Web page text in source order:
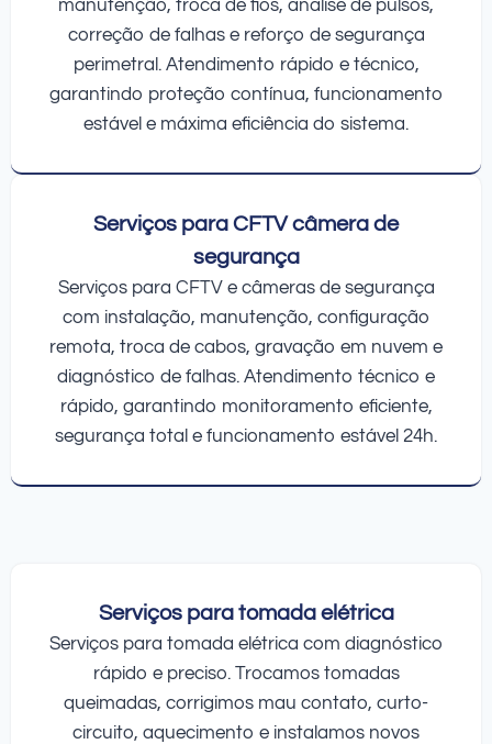
manutenção, troca de fios, análise de pulsos,
correção de falhas e reforço de segurança
perimetral. Atendimento rápido e técnico,
garantindo proteção contínua, funcionamento
estável e máxima eficiência do sistema.
Serviços para CFTV câmera de
segurança
Serviços para CFTV e câmeras de segurança
com instalação, manutenção, configuração
remota, troca de cabos, gravação em nuvem e
diagnóstico de falhas. Atendimento técnico e
rápido, garantindo monitoramento eficiente,
segurança total e funcionamento estável 24h.
Serviços para tomada elétrica
Serviços para tomada elétrica com diagnóstico
rápido e preciso. Trocamos tomadas
queimadas, corrigimos mau contato, curto-
circuito, aquecimento e instalamos novos